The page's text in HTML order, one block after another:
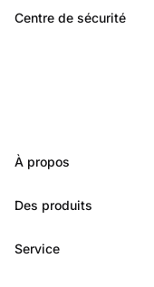
Centre de sécurité
À propos
Des produits
Service